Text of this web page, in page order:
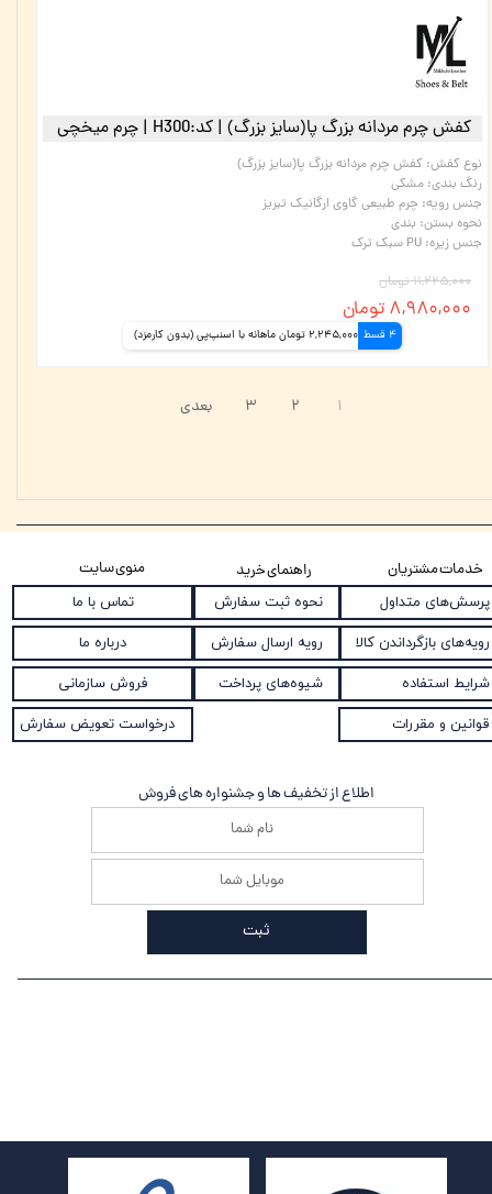
کفش چرم مردانه بزرگ پا(سایز بزرگ) | کد:H300 | چرم میخچی
نوع کفش: کفش چرم مردانه بزرگ پا(سایز بزرگ)
رنگ بندی: مشکی
جنس رویه: چرم طبیعی گاوی ارگانیک تبریز
نحوه بستن: بندی
جنس زیره: PU سبک ترک
۱۱,۲۲۵,۰۰۰ تومان
۸,۹۸۰,۰۰۰ تومان
4 قسط 2,245,000 تومان ماهانه با اسنپ‌پی (بدون کارمزد)
۱ ۲ ۳ بعدی
راهنمای خرید
نحوه ثبت سفارش
رویه ارسال سفارش
شیوه‌های پرداخت
خدمات مشتریان
پرسش‌های متداول
رویه‌های بازگرداندن کالا
شرایط استفاده
قوانین و مقررات
منوی سایت
تماس با ما
درباره ما
فروش سازمانی
درخواست تعویض سفارش
اطلاع از تخفیف ها و جشنواره های فروش
ثبت